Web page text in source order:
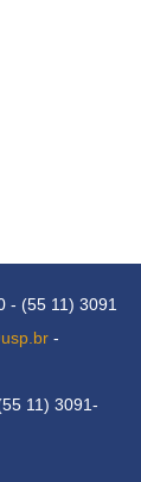
- (55 11) 3091
-
11) 3091-